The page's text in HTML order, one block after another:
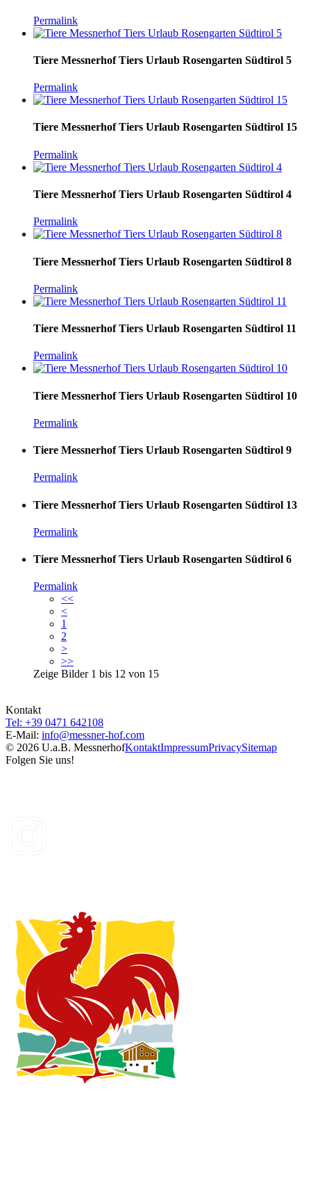
Permalink
Tiere Messnerhof Tiers Urlaub Rosengarten Südtirol 5
Permalink
Tiere Messnerhof Tiers Urlaub Rosengarten Südtirol 15
Permalink
Tiere Messnerhof Tiers Urlaub Rosengarten Südtirol 4
Permalink
Tiere Messnerhof Tiers Urlaub Rosengarten Südtirol 8
Permalink
Tiere Messnerhof Tiers Urlaub Rosengarten Südtirol 11
Permalink
Tiere Messnerhof Tiers Urlaub Rosengarten Südtirol 10
Permalink
Tiere Messnerhof Tiers Urlaub Rosengarten Südtirol 9
Permalink
Tiere Messnerhof Tiers Urlaub Rosengarten Südtirol 13
Permalink
Tiere Messnerhof Tiers Urlaub Rosengarten Südtirol 6
Permalink
<<
<
1
2
>
>>
Zeige Bilder 1 bis 12 von 15
Kontakt
Tel: +39 0471 642108
E-Mail: info@messner-hof.com
© 2026 U.a.B. MessnerhofKontaktImpressumPrivacySitemap
Folgen Sie uns!